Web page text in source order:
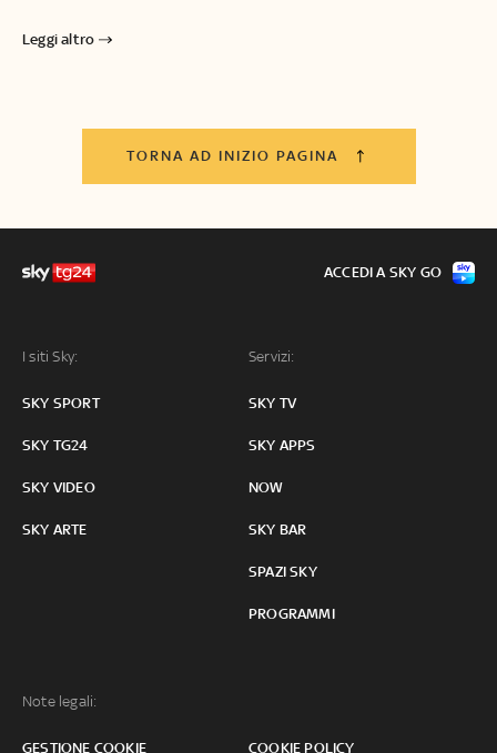
Leggi altro
TORNA AD INIZIO PAGINA
I siti Sky:
SKY SPORT
SKY TG24
SKY VIDEO
SKY ARTE
Servizi:
SKY TV
SKY APPS
NOW
SKY BAR
SPAZI SKY
PROGRAMMI
Note legali:
GESTIONE COOKIE COOKIE POLICY
ACCEDI A SKY GO